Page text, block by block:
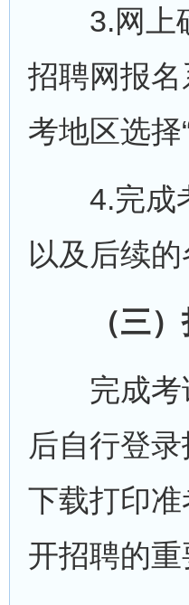
3.网上确
招聘网报
考地区选
4.完成考
以及后续的
（三）
完成考试
后自行登
下载打印
开招聘的